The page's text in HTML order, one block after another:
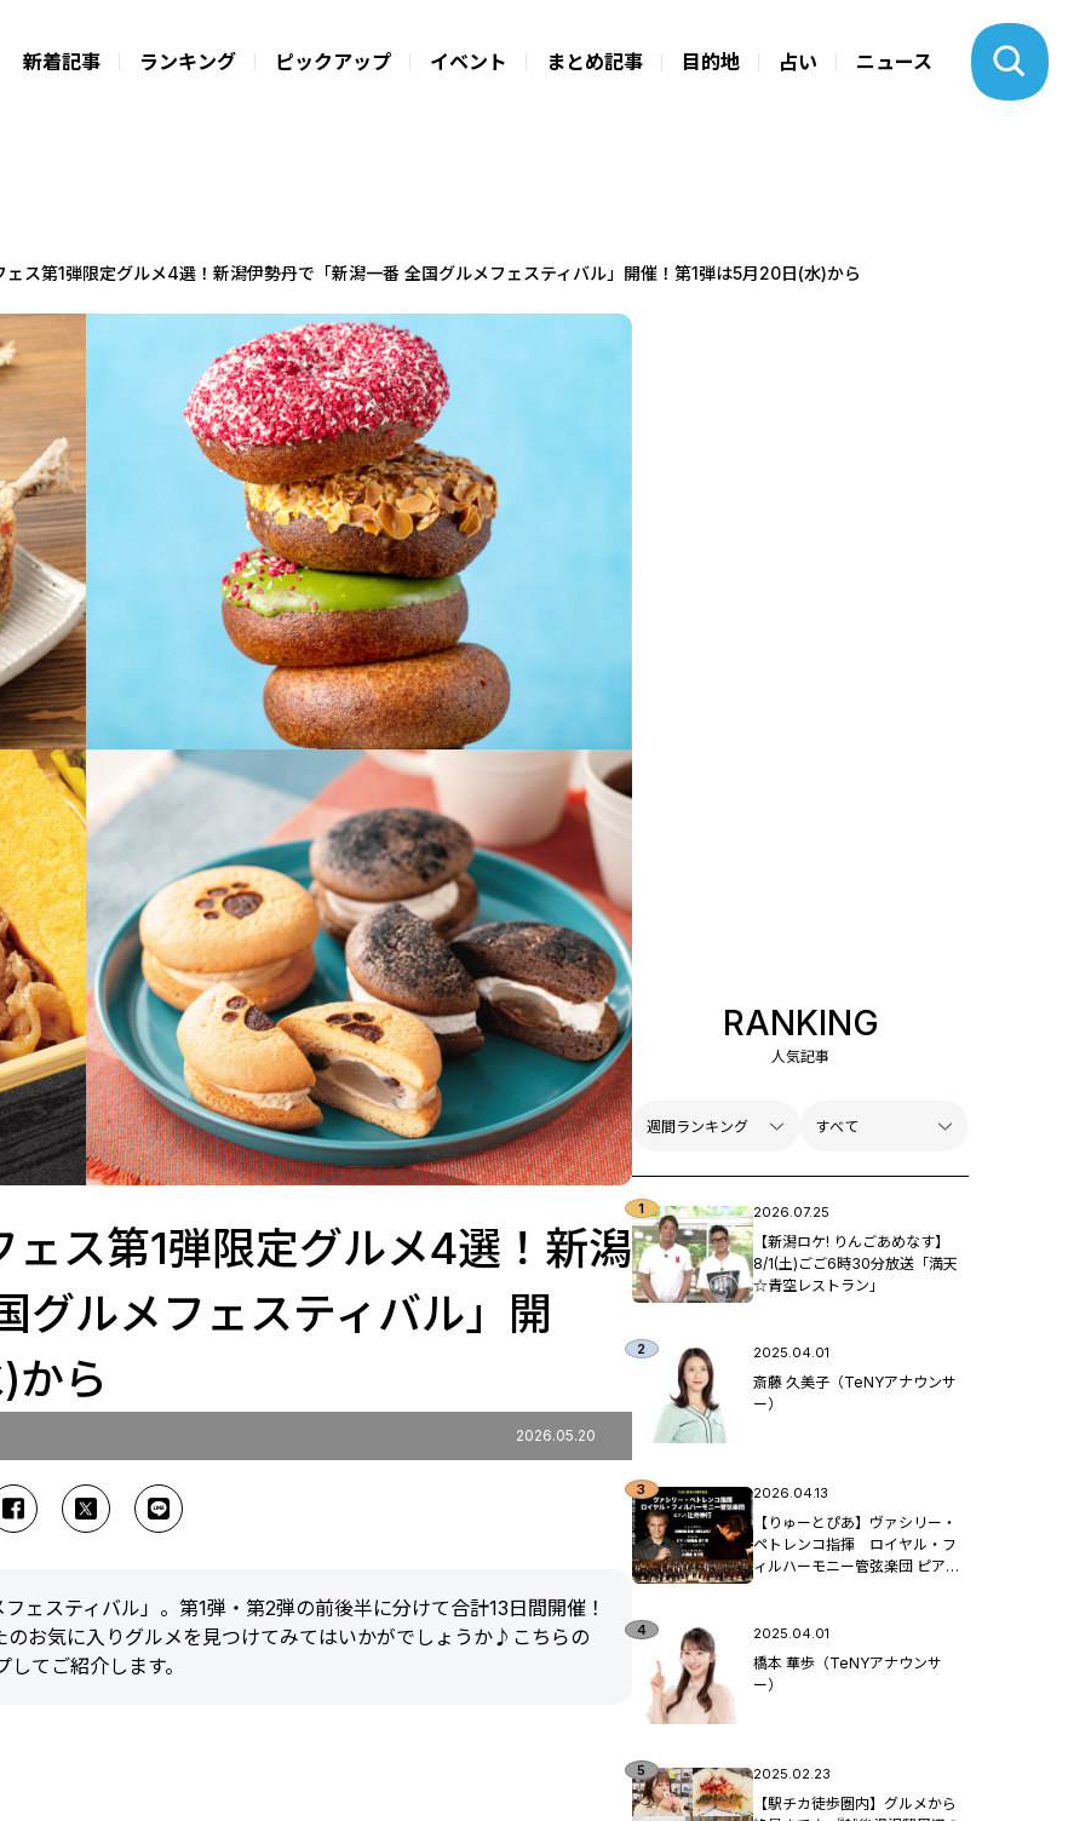
新着記事 ランキング ピックアップ イベント まとめ記事 目的地 占い ニュース
ェス第1弾限定グルメ4選！新潟伊勢丹で「新潟一番 全国グルメフェスティバル」開催！第1弾は5月20日(水)から
ェス第1弾限定グルメ4選！新潟
グルメフェスティバル」開
から
2026.05.20
ェスティバル」。第1弾・第2弾の前後半に分けて合計13日間開催！
お気に入りグルメを見つけてみてはいかがでしょうか♪こちらの
てご紹介します。
RANKING
人気記事
2026.07.25
【新潟ロケ! りんごあめなす】
8/1(土)ごご6時30分放送「満天
☆青空レストラン」
2025.04.01
斎藤 久美子（TeNYアナウンサ
ー）
2026.04.13
【りゅーとぴあ】ヴァシリー・
ペトレンコ指揮 ロイヤル・フ
ィルハーモニー管弦楽団 ピア
2025.04.01
橋本 華歩（TeNYアナウンサ
ー）
2025.02.23
【駅チカ徒歩圏内】グルメから